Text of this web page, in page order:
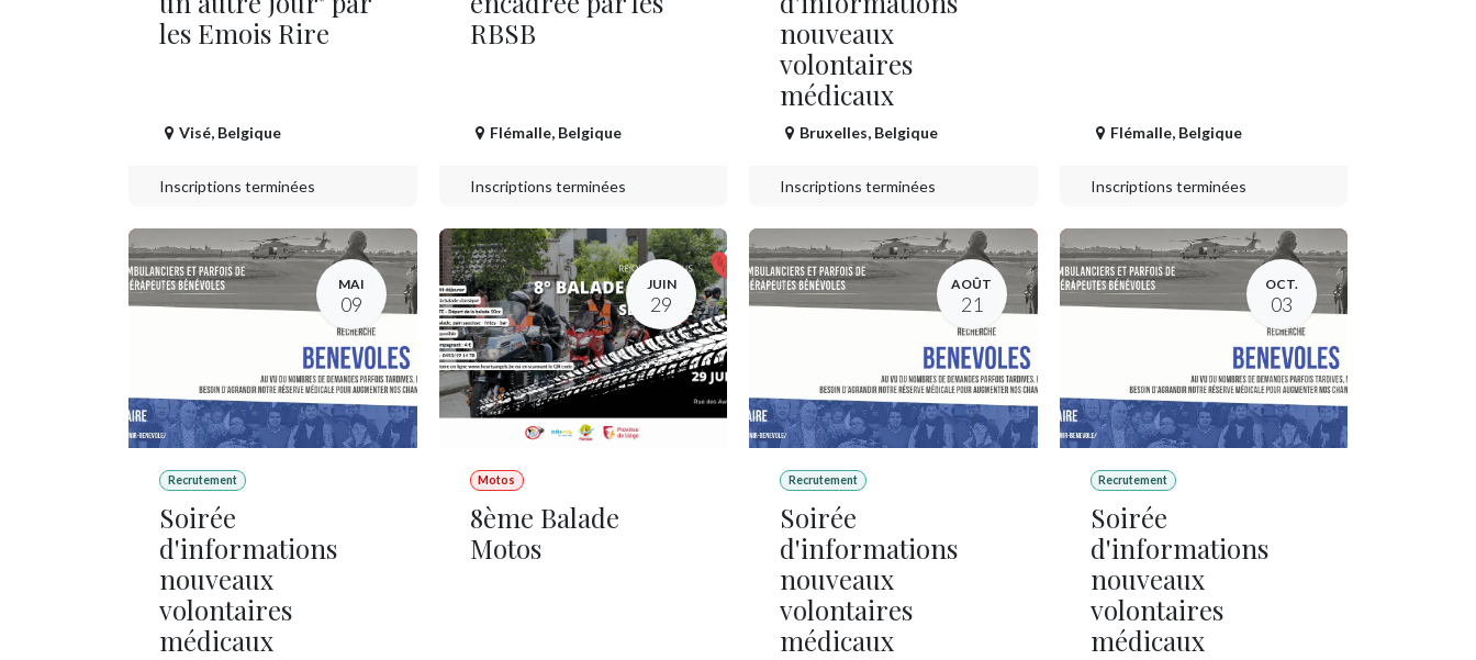
les Emois Rire
Visé, Belgique
Inscriptions terminées
RBSB
Flémalle, Belgique
Inscriptions terminées
nouveaux
volontaires
médicaux
Bruxelles, Belgique
Inscriptions terminées
Flémalle, Belgique
Inscriptions terminées
MAI
09
Recrutement
Soirée
d'informations
nouveaux
volontaires
médicaux
JUIN
29
Motos
8ème Balade
Motos
AOÛT
21
Recrutement
Soirée
d'informations
nouveaux
volontaires
médicaux
OCT.
03
Recrutement
Soirée
d'informations
nouveaux
volontaires
médicaux